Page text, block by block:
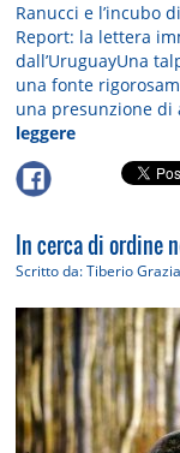
Ranucci e l’incubo
Report: la lettera
dall’UruguayUna
una fonte
una presunzione
leggere
In cerca di ordine
Scritto da: Tiberio